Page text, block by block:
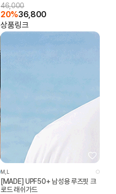
46,000
20%36,800
상품링크
M,L
[MADE] UPF50+ 남성용 루즈핏 크
로드 래쉬가드